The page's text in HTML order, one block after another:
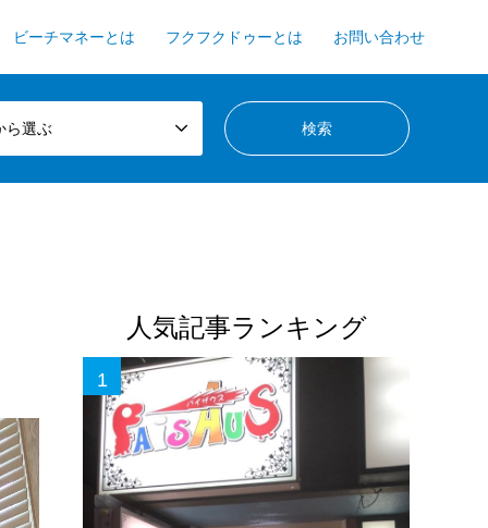
ビーチマネーとは フクフクドゥーとは お問い合わせ
ら選ぶ
人気記事ランキング
1